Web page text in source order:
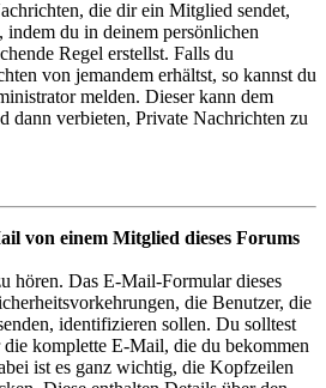
die dir ein Mitglied sendet,
indem du in deinem persönlichen
Regel erstellst. Falls du
von jemandem erhältst, so kannst du
melden. Dieser kann dem
dann verbieten, Private Nachrichten zu
von einem Mitglied dieses Forums
hören. Das E-Mail-Formular dieses
die Benutzer, die
identifizieren sollen. Du solltest
komplette E-Mail, die du bekommen
ist es ganz wichtig, die Kopfzeilen